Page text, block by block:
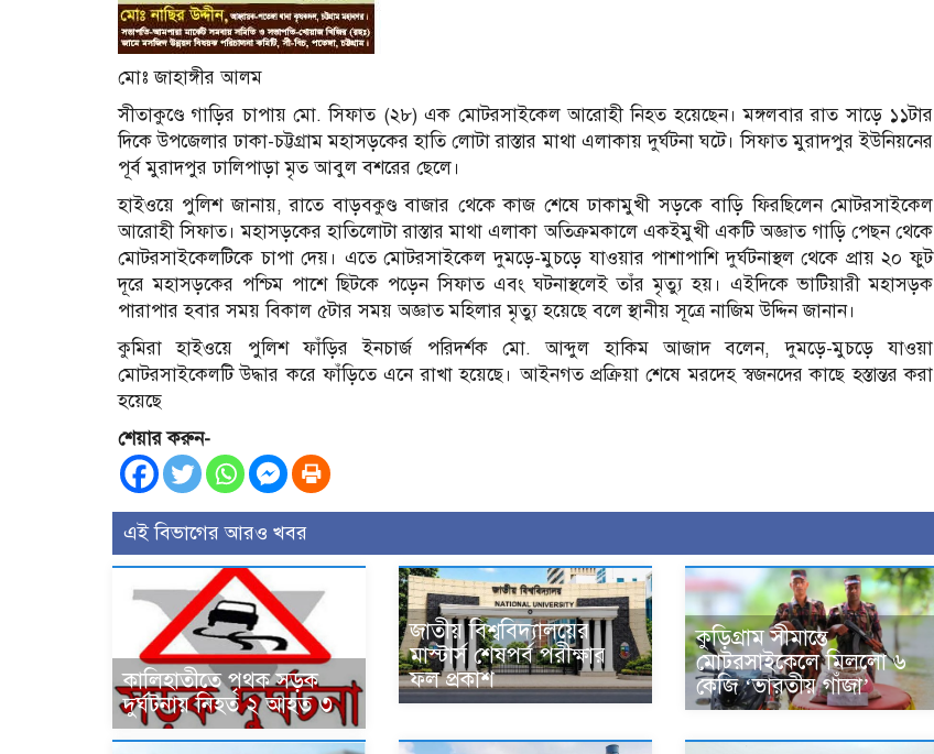
মোঃ জাহাঙ্গীর আলম
সীতাকুণ্ডে গাড়ির চাপায় মো. সিফাত (২৮) এক মোটরসাইকেল আরোহী নিহত হয়েছেন। মঙ্গলবার রাত সাড়ে ১১টার
দিকে উপজেলার ঢাকা-চট্টগ্রাম মহাসড়কের হাতি লোটা রাস্তার মাথা এলাকায় দুর্ঘটনা ঘটে। সিফাত মুরাদপুর ইউনিয়নের
পূর্ব মুরাদপুর ঢালিপাড়া মৃত আবুল বশরের ছেলে।
হাইওয়ে পুলিশ জানায়, রাতে বাড়বকুণ্ড বাজার থেকে কাজ শেষে ঢাকামুখী সড়কে বাড়ি ফিরছিলেন মোটরসাইকেল
আরোহী সিফাত। মহাসড়কের হাতিলোটা রাস্তার মাথা এলাকা অতিক্রমকালে একইমুখী একটি অজ্ঞাত গাড়ি পেছন থেকে
মোটরসাইকেলটিকে চাপা দেয়। এতে মোটরসাইকেল দুমড়ে-মুচড়ে যাওয়ার পাশাপাশি দুর্ঘটনাস্থল থেকে প্রায় ২০ ফুট
দূরে মহাসড়কের পশ্চিম পাশে ছিটকে পড়েন সিফাত এবং ঘটনাস্থলেই তাঁর মৃত্যু হয়। এইদিকে ভাটিয়ারী মহাসড়ক
পারাপার হবার সময় বিকাল ৫টার সময় অজ্ঞাত মহিলার মৃত্যু হয়েছে বলে স্থানীয় সূত্রে নাজিম উদ্দিন জানান।
কুমিরা হাইওয়ে পুলিশ ফাঁড়ির ইনচার্জ পরিদর্শক মো. আব্দুল হাকিম আজাদ বলেন, দুমড়ে-মুচড়ে যাওয়া
মোটরসাইকেলটি উদ্ধার করে ফাঁড়িতে এনে রাখা হয়েছে। আইনগত প্রক্রিয়া শেষে মরদেহ স্বজনদের কাছে হস্তান্তর করা
হয়েছে
শেয়ার করুন-
এই বিভাগের আরও খবর
কালিহাতীতে পৃথক সড়ক
দুর্ঘটনায় নিহত ২ আহত ৩
জাতীয় বিশ্ববিদ্যালয়ের
মাস্টার্স শেষপর্ব পরীক্ষার
ফল প্রকাশ
কুড়িগ্রাম সীমান্তে
মোটরসাইকেলে মিললো ৬
কেজি ‘ভারতীয় গাঁজা’